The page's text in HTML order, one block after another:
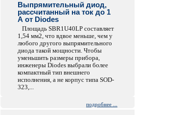
Выпрямительный диод,
рассчитанный на ток до 1
А от Diodes
Площадь SBR1U40LP составляет
1,54 мм2, что вдвое меньше, чем у
любого другого выпрямительного
диода такой мощности. Чтобы
уменьшить размеры прибора,
инженеры Diodes выбрали более
компактный тип внешнего
исполнения, а не корпус типа SOD-
323,...
подробнее ...